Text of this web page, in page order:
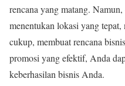
rencana yang matang.
menentukan lokasi yang
cukup, membuat rencana
promosi yang efektif, Anda
keberhasilan bisnis Anda.